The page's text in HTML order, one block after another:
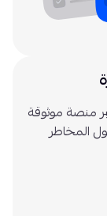
منصة موثوقة
المخاطر